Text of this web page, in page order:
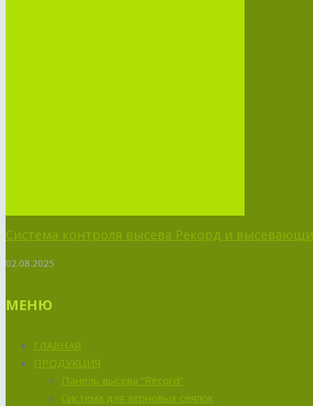
Система контроля высева Рекорд и
02.08.2025
МЕНЮ
ГЛАВНАЯ
ПРОДУКЦИЯ
Панель высева “Record”
Система для зерновых сеялок